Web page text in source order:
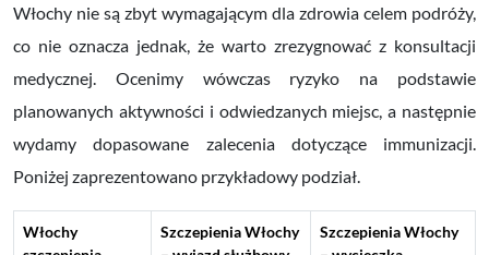
Włochy nie są zbyt wymagającym dla zdrowia celem podróży,
co nie oznacza jednak, że warto zrezygnować z konsultacji
medycznej. Ocenimy wówczas ryzyko na podstawie
planowanych aktywności i odwiedzanych miejsc, a następnie
wydamy dopasowane zalecenia dotyczące immunizacji.
Poniżej zaprezentowano przykładowy podział.
Włochy
Szczepienia Włochy
Szczepienia Włochy